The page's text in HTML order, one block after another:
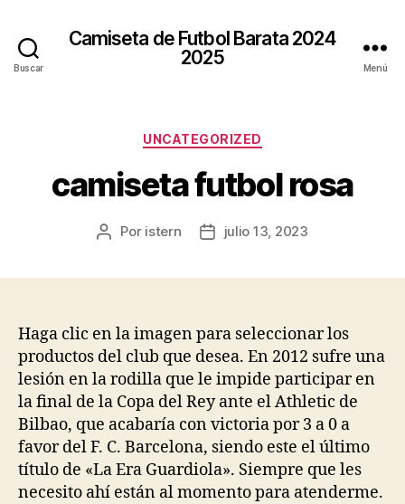
Buscar
Camiseta de Futbol Barata 2024
2025
Menú
Categorías
UNCATEGORIZED
camiseta futbol rosa
Autor
Por istern
Fechajulio 13, 2023
Haga clic en la imagen para seleccionar los
productos del club que desea. En 2012 sufre una
lesión en la rodilla que le impide participar en
la final de la Copa del Rey ante el Athletic de
Bilbao, que acabaría con victoria por 3 a 0 a
favor del F. C. Barcelona, siendo este el último
título de «La Era Guardiola». Siempre que les
necesito ahí están al momento para atenderme.